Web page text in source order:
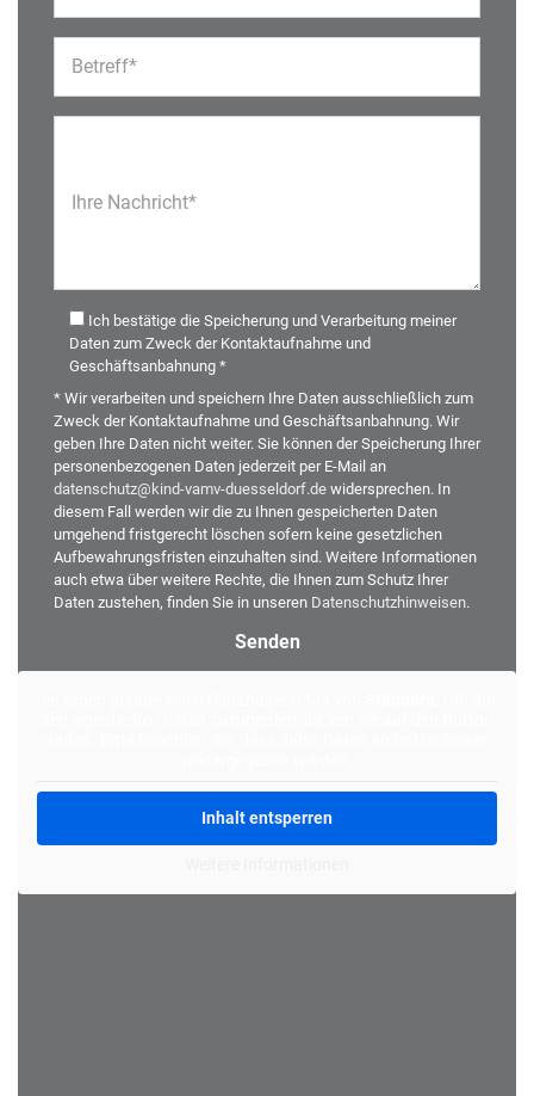
Betreff*
Ihre Nachricht*
Ich bestätige die Speicherung und Verarbeitung meiner
Daten zum Zweck der Kontaktaufnahme und
Geschäftsanbahnung *
* Wir verarbeiten und speichern Ihre Daten ausschließlich zum
Zweck der Kontaktaufnahme und Geschäftsanbahnung. Wir
geben Ihre Daten nicht weiter. Sie können der Speicherung Ihrer
personenbezogenen Daten jederzeit per E-Mail an
datenschutz@kind-vamv-duesseldorf.de widersprechen. In
diesem Fall werden wir die zu Ihnen gespeicherten Daten
umgehend fristgerecht löschen sofern keine gesetzlichen
Aufbewahrungsfristen einzuhalten sind. Weitere Informationen
auch etwa über weitere Rechte, die Ihnen zum Schutz Ihrer
Daten zustehen, finden Sie in unseren Datenschutzhinweisen.
Inhalt entsperren